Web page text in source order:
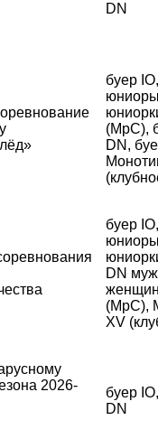
DN
буер
(МрС),
DN,
буер
DN
(МрС),
XV
2026-
буер
DN